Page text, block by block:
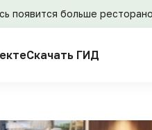
появится больше
Скачать ГИД